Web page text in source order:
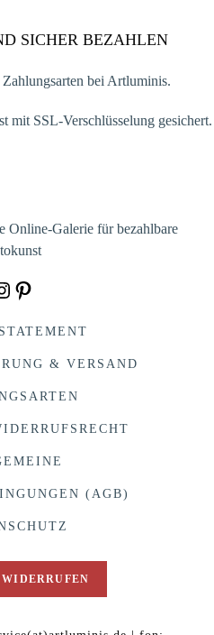
SICHER BEZAHLEN
Pinterest
& VERSAND
(AGB)